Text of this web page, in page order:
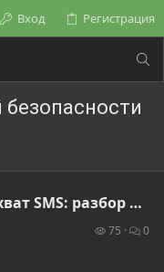
Вход Регистрация
сигнальных протоколов и методы защиты
75 0